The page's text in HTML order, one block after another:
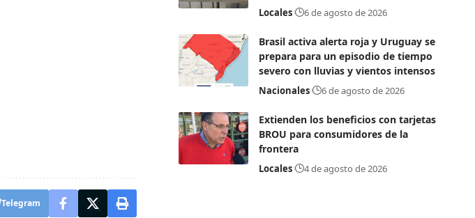
Telegram
Locales 6 de agosto de 2026
Brasil activa alerta roja y Uruguay se
prepara para un episodio de tiempo
severo con lluvias y vientos intensos
Nacionales 6 de agosto de 2026
Extienden los beneficios con tarjetas
BROU para consumidores de la
frontera
Locales 4 de agosto de 2026